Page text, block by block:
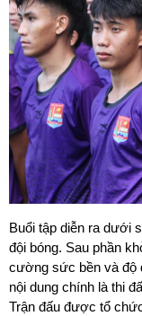
Buổi tập diễn ra dưới
đội bóng. Sau phần
cường sức bền và độ
nội dung chính là thi
Trận đấu được tổ